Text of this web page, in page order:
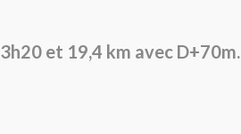
3h20 et 19,4 km avec D+70m.